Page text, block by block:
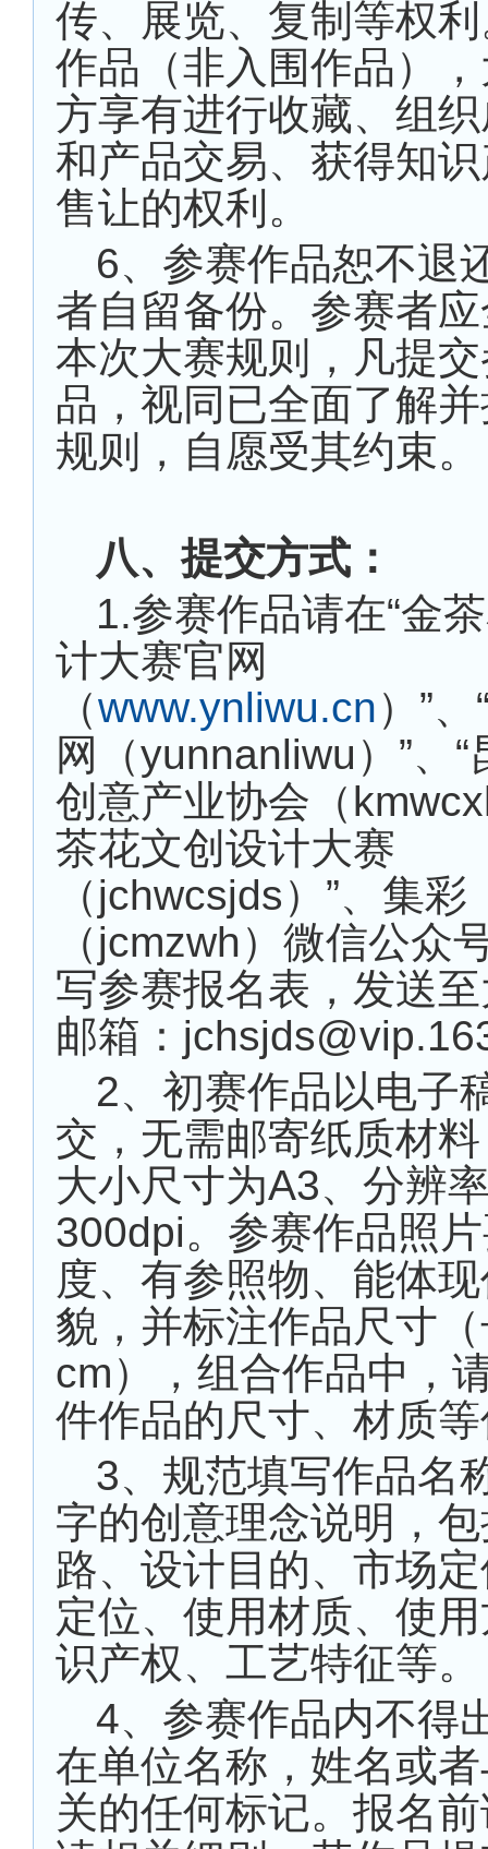
传、展览、复制等权
作品（非入围作品）
方享有进行收藏、组
和产品交易、获得知
售让的权利。
6、参赛作品恕不退
者自留备份。参赛者
本次大赛规则，凡提
品，视同已全面了解
规则，自愿受其约束。
八、提交方式：
1.参赛作品请在“金
计大赛官网
（www.ynliwu.cn）”
网（yunnanliwu）”、
创意产业协会（
茶花文创设计大赛
（jchwcsjds）”、集彩
（jcmzwh）微信公众
写参赛报名表，发送
邮箱：
2、初赛作品以电子
交，无需邮寄纸质材
大小尺寸为A3、分辨
300dpi。参赛作品照
度、有参照物、能体
貌，并标注作品尺寸
cm），组合作品中，
件作品的尺寸、材质
3、规范填写作品名
字的创意理念说明，
路、设计目的、市场
定位、使用材质、使
识产权、工艺特征等。
4、参赛作品内不得
在单位名称，姓名或
关的任何标记。报名